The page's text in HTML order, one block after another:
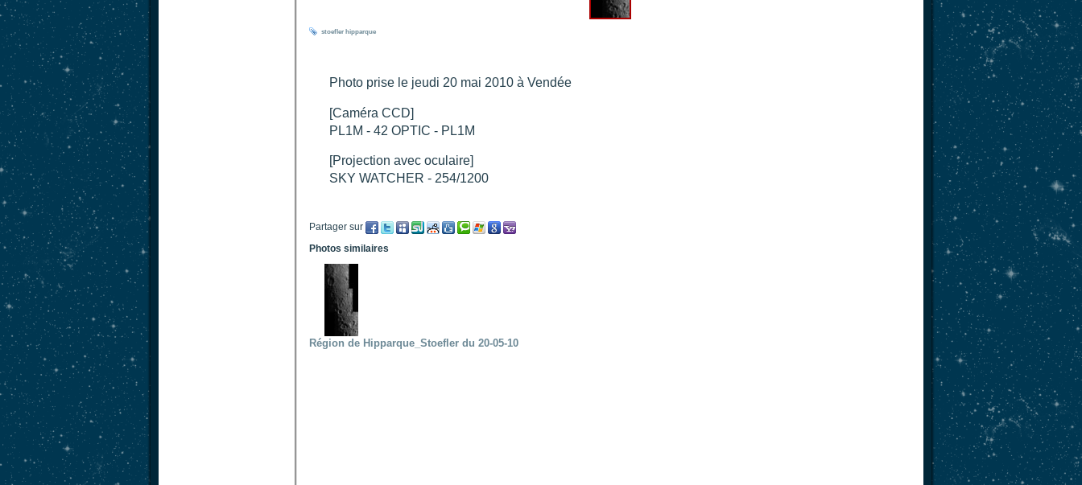
stoefler hipparque
Photo prise le jeudi 20 mai 2010 à Vendée
[Caméra CCD]
PL1M - 42 OPTIC - PL1M
[Projection avec oculaire]
SKY WATCHER - 254/1200
Partager sur
Photos similaires
Région de Hipparque_Stoefler du 20-05-10